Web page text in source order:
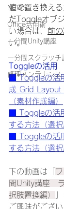
NEWS
Office活用術
一分間Unity講座
一分間スクラッチ
修理メンテナンス
値で置き換え
だToggleオブ
い場合は、 前
い。
Toggleの活用
■ Toggleの活
成 Grid Layout
（素材作成編）
■ Toggleの活
する方法（選択
■ Toggleの活
する方法（選択
下の動画は
間Unity講座　
択肢置換編）
ご興味がござ